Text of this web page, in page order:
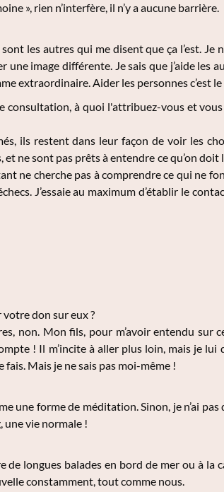
», rien n’interfère, il n’y a aucune barrière.
les autres qui me disent que ça l’est. Je
une image différente. Je sais que j’aide les
extraordinaire. Aider les personnes c’est
consultation, à quoi l'attribuez-vous et
ils restent dans leur façon de voir les
ne sont pas prêts à entendre ce qu’on doit
ne cherche pas à comprendre ce qui ne
J’essaie au maximum d’établir le
don sur eux ?
non. Mon fils, pour m’avoir entendu sur
! Il m’incite à aller plus loin, mais je lui
Mais je ne sais pas moi-même !
une forme de méditation. Sinon, je n’ai pas
une vie normale !
longues balades en bord de mer ou à la
constamment, tout comme nous.